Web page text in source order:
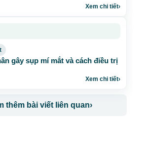
Xem chi tiết›
gây sụp mí mắt và cách điều trị
Xem chi tiết›
thêm bài viết liên quan›